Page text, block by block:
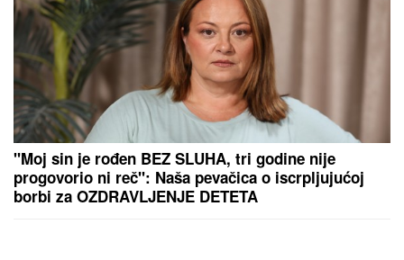
"Moj sin je rođen BEZ SLUHA, tri godine nije
progovorio ni reč": Naša pevačica o iscrpljujućoj
borbi za OZDRAVLJENJE DETETA